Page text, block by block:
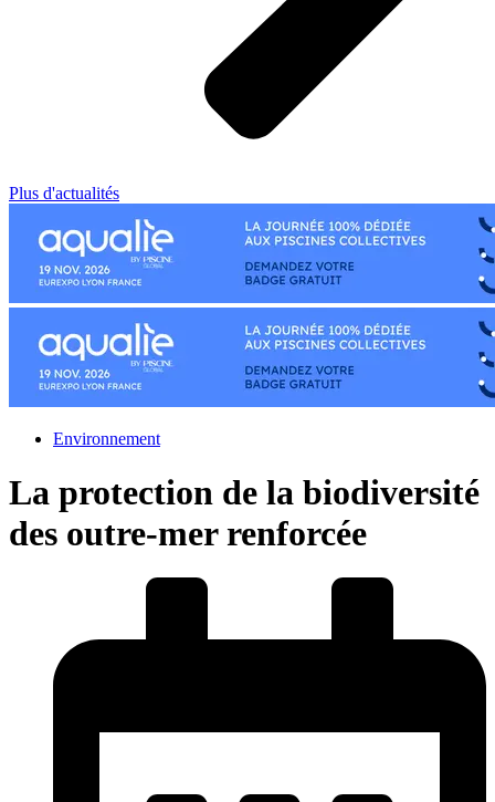
Plus d'actualités
Environnement
La protection de la biodiversité
des outre-mer renforcée